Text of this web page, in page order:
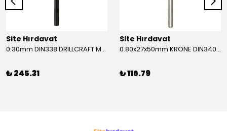
Site Hırdavat
0.30mm DIN338 DRILLCRAFT MATKAP UCU HSS 10 Adet
₺ 245.31
Site Hırdavat
0.80x27x50mm KRONE DIN340 UZUN MATKAP UCU HSS 10 Adet
₺ 116.79